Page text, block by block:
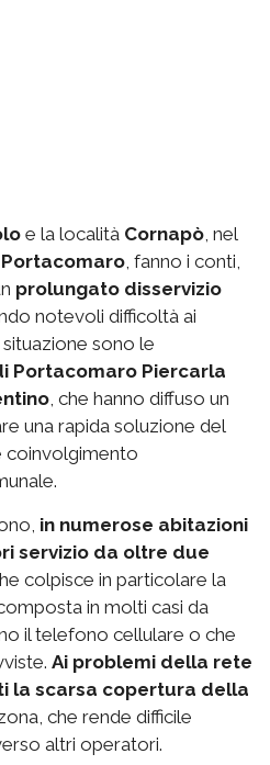
e la località Cornapò, nel
, fanno i conti,
prolungato disservizio
notevoli difficoltà ai
sono le
Portacomaro Piercarla
, che hanno diffuso un
una rapida soluzione del
coinvolgimento
in numerose abitazioni
servizio da oltre due
colpisce in particolare la
in molti casi da
il telefono cellulare o che
Ai problemi della rete
la scarsa copertura della
che rende difficile
altri operatori.